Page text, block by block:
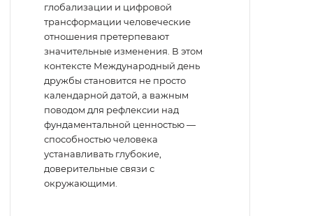
глобализации и цифровой
трансформации человеческие
отношения претерпевают
значительные изменения. В этом
контексте Международный день
дружбы становится не просто
календарной датой, а важным
поводом для рефлексии над
фундаментальной ценностью —
способностью человека
устанавливать глубокие,
доверительные связи с
окружающими.